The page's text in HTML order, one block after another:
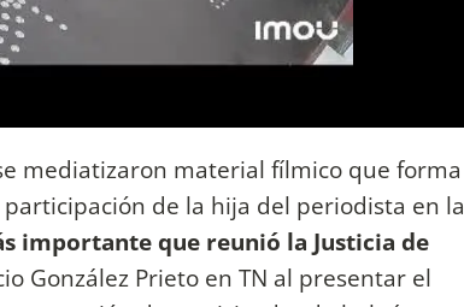
mediatizaron material fílmico que forma
de la hija del periodista en la
importante que reunió la Justicia de
González Prieto en TN al presentar el